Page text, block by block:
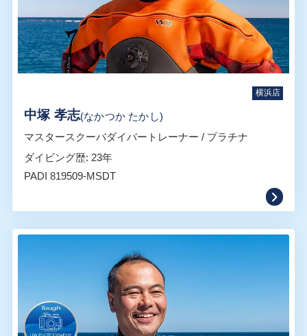
横浜店
中塚 孝志(なかつか たかし)
マスタースクーバダイバートレーナー / プラチナ
ダイビング歴: 23年
PADI 819509-MSDT